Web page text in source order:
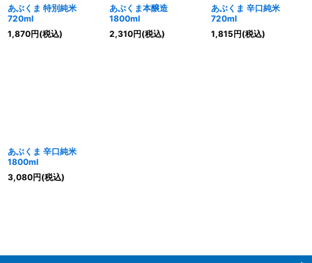
あぶくま 特別純米
720ml
1,870円(税込)
あぶくま本醸造
1800ml
2,310円(税込)
あぶくま 辛口純米
720ml
1,815円(税込)
あぶくま 辛口純米
1800ml
3,080円(税込)